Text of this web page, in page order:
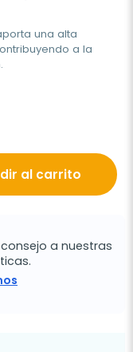
una alta
a la
al carrito
a nuestras